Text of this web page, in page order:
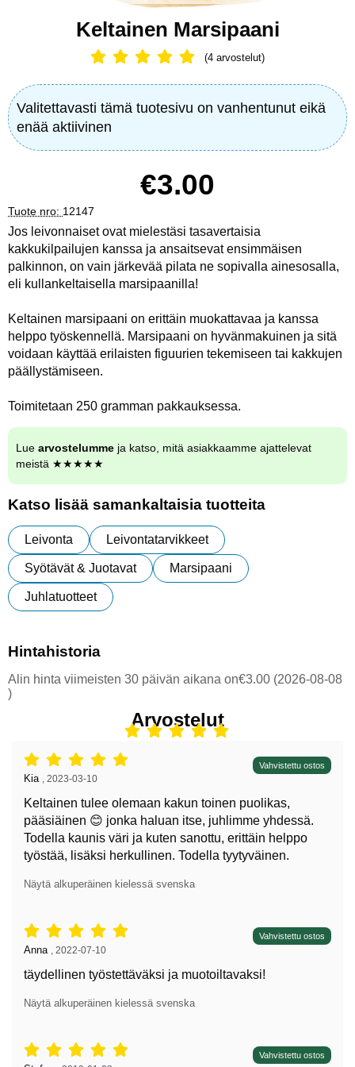
Keltainen Marsipaani
Arvostelu: 5 Tähdet, Ohita kaikki
(4 arvostelut)
Valitettavasti tämä tuotesivu on vanhentunut eikä
enää aktiivinen
hinta
€3.00
Tuote nro: 12147
Jos leivonnaiset ovat mielestäsi tasavertaisia
kakkukilpailujen kanssa ja ansaitsevat ensimmäisen
palkinnon, on vain järkevää pilata ne sopivalla ainesosalla,
eli kullankeltaisella marsipaanilla!
Keltainen marsipaani on erittäin muokattavaa ja kanssa
helppo työskennellä. Marsipaani on hyvänmakuinen ja sitä
voidaan käyttää erilaisten figuurien tekemiseen tai kakkujen
päällystämiseen.
Toimitetaan 250 gramman pakkauksessa.
Lue arvostelumme ja katso, mitä asiakkaamme ajattelevat
meistä ★★★★★
Katso lisää samankaltaisia tuotteita
Leivonta Leivontatarvikkeet
Syötävät & Juotavat Marsipaani
Juhlatuotteet
Hintahistoria
Alin hinta viimeisten 30 päivän aikana on€3.00 (2026-08-08
)
Arvostelut
Arvostelu: 5 tähdet / 5, Vahvistettu ostos
Arvostelun kirjoittaja:
Kia 2023-03-10
Keltainen tulee olemaan kakun toinen puolikas,
pääsiäinen 😊 jonka haluan itse, juhlimme yhdessä.
Todella kaunis väri ja kuten sanottu, erittäin helppo
työstää, lisäksi herkullinen. Todella tyytyväinen.
Näytä alkuperäinen kielessä svenska
Arvostelu: 5 tähdet / 5, Vahvistettu ostos
Arvostelun kirjoittaja:
Anna 2022-07-10
täydellinen työstettäväksi ja muotoiltavaksi!
Näytä alkuperäinen kielessä svenska
Arvostelu: 5 tähdet / 5, Vahvistettu ostos